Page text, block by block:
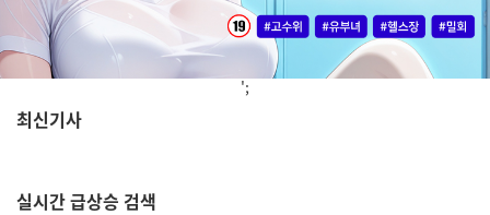
';
최신기사
실시간급상승 검색